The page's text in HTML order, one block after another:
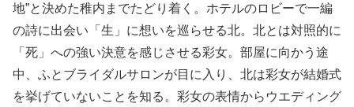
地”と決めた稚内までたどり着く。ホテルのロビーで一編
の詩に出会い「生」に想いを巡らせる北。北とは対照的に
「死」への強い決意を感じさせる彩女。部屋に向かう途
中、ふとブライダルサロンが目に入り、北は彩女が結婚式
を挙げていないことを知る。彩女の表情からウエディング